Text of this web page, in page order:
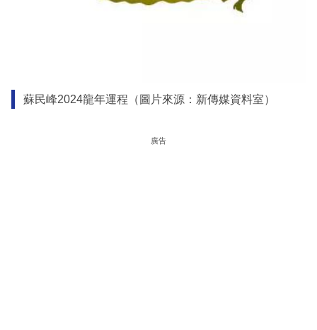
蘇民峰2024龍年運程（圖片來源：新傳媒資料室）
廣告